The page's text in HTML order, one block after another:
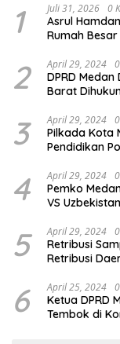
1 Juli 31, 2026 0
Asrul
Rumah
2 April 29, 2024
DPRD
Barat
3 April 29, 2024
Pilkada Kota
Pendidikan
4 April 29, 2024
Pemko
VS
5 April 29, 2024
Retribusi
Retribusi
6 April 25, 2024
Ketua DPRD
Tembok di